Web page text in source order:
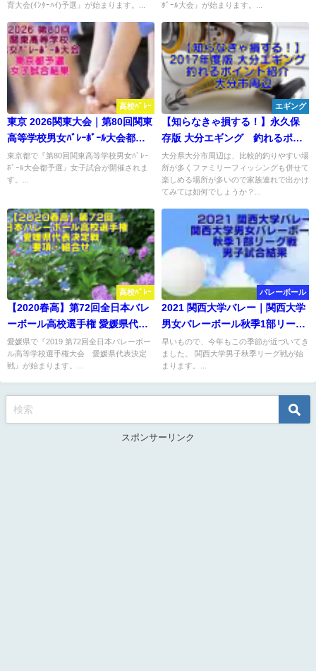
育大会(ｲﾝﾀｰﾊｲ)予選』が始まります。...
ﾎﾞｰﾙ大会』が始まります。...
高校ﾊﾞﾚｰ
東京 2026関東大会｜第80回関東
高等学校男女ﾊﾞﾚｰﾎﾞｰﾙ大会都予
選 女子結果
東京都で『第80回関東高等学校男女ﾊﾞﾚｰ
ﾎﾞｰﾙ大会都予選』女子試合が開催されま
す。...
エギング
【知らなきゃ損する！】永久保
存版 大分エギング 釣れるポイ
ント紹介 大分市周辺
大分県大分市周辺は、比較的釣りやすい場
所が多くファミリーフィッシングも併せて
楽しめる場所が多いので家族連れで出かけ
てみては如何でしょうか？...
高校ﾊﾞﾚｰ
【2020春高】第72回全日本バレ
ーボール高校選手権 愛媛県代表
決定戦 要項・組合せ
愛媛県で『2019 第72回全日本バレーボー
ル高等学校選手権大会 愛媛県代表決定
戦』が始まります。...
バレーボール
2021 関西大学バレー｜関西大学
男女バレーボール秋季1部リーグ
戦 男子試合結果
早いもので、今年もこの季節が近づいてき
ました。 関西大学男子秋季リーグ戦が始
まります。...
スポンサーリンク